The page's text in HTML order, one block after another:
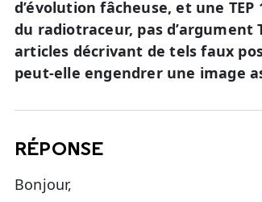
d’évolution fâcheuse, et une
du radiotraceur, pas d’argument
articles décrivant de tels faux
peut-elle engendrer une image
RÉPONSE
Bonjour,